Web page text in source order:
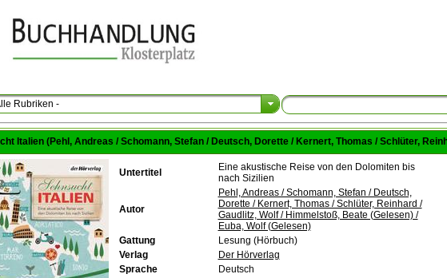
Rubriken -
Italien (Pehl, Andreas / Schomann, Stefan / Deutsch, Dorette / Kernert, Thomas / Schlüter,
Untertitel
Eine akustische Reise von den Dolomiten bis
nach Sizilien
Autor
Pehl, Andreas / Schomann, Stefan / Deutsch,
Dorette / Kernert, Thomas / Schlüter, Reinhard /
Gaudlitz, Wolf / Himmelstoß, Beate (Gelesen) /
Euba, Wolf (Gelesen)
Gattung
Lesung (Hörbuch)
Verlag
Der Hörverlag
Sprache
Deutsch